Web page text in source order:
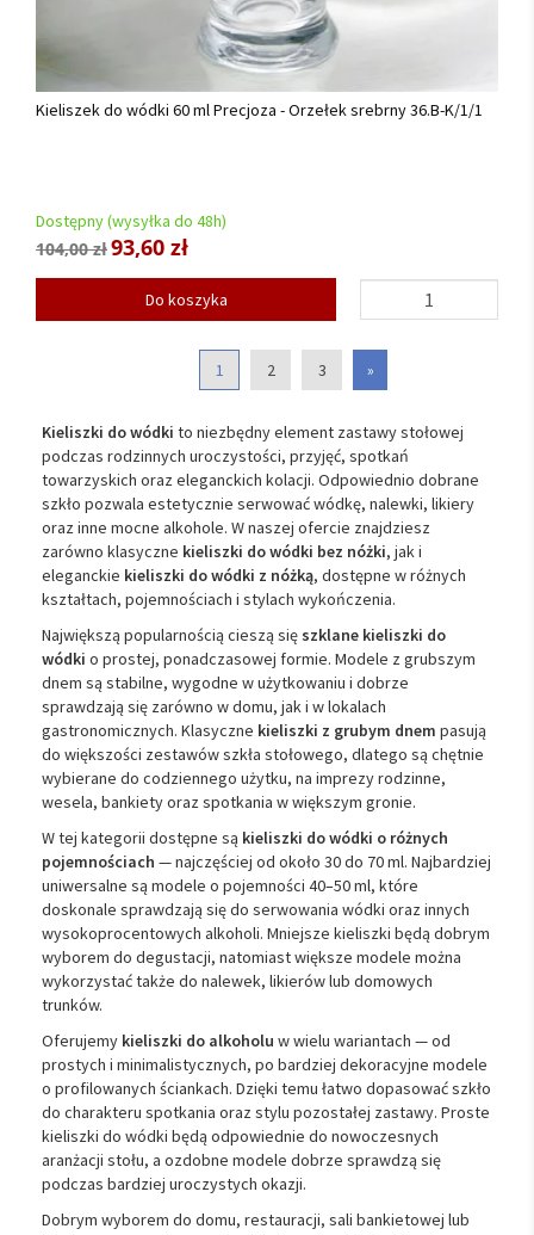
Kieliszek do wódki 60 ml Precjoza - Orzełek srebrny 36.B-K/1/1
Dostępny (wysyłka do 48h)
104,00 zł93,60 zł
Do koszyka
1 2 3 »
Kieliszki do wódki to niezbędny element zastawy stołowej
podczas rodzinnych uroczystości, przyjęć, spotkań
towarzyskich oraz eleganckich kolacji. Odpowiednio dobrane
szkło pozwala estetycznie serwować wódkę, nalewki, likiery
oraz inne mocne alkohole. W naszej ofercie znajdziesz
zarówno klasyczne kieliszki do wódki bez nóżki, jak i
eleganckie kieliszki do wódki z nóżką, dostępne w różnych
kształtach, pojemnościach i stylach wykończenia.
Największą popularnością cieszą się szklane kieliszki do
wódki o prostej, ponadczasowej formie. Modele z grubszym
dnem są stabilne, wygodne w użytkowaniu i dobrze
sprawdzają się zarówno w domu, jak i w lokalach
gastronomicznych. Klasyczne kieliszki z grubym dnem pasują
do większości zestawów szkła stołowego, dlatego są chętnie
wybierane do codziennego użytku, na imprezy rodzinne,
wesela, bankiety oraz spotkania w większym gronie.
W tej kategorii dostępne są kieliszki do wódki o różnych
pojemnościach — najczęściej od około 30 do 70 ml. Najbardziej
uniwersalne są modele o pojemności 40–50 ml, które
doskonale sprawdzają się do serwowania wódki oraz innych
wysokoprocentowych alkoholi. Mniejsze kieliszki będą dobrym
wyborem do degustacji, natomiast większe modele można
wykorzystać także do nalewek, likierów lub domowych
trunków.
Oferujemy kieliszki do alkoholu w wielu wariantach — od
prostych i minimalistycznych, po bardziej dekoracyjne modele
o profilowanych ściankach. Dzięki temu łatwo dopasować szkło
do charakteru spotkania oraz stylu pozostałej zastawy. Proste
kieliszki do wódki będą odpowiednie do nowoczesnych
aranżacji stołu, a ozdobne modele dobrze sprawdzą się
podczas bardziej uroczystych okazji.
Dobrym wyborem do domu, restauracji, sali bankietowej lub